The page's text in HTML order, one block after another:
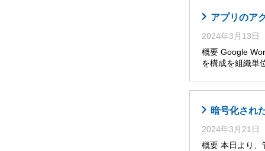
アプリのア
2024年3月13日
概要 Google
を構成を組織単
暗号化され
2024年3月21日
概要 本日より